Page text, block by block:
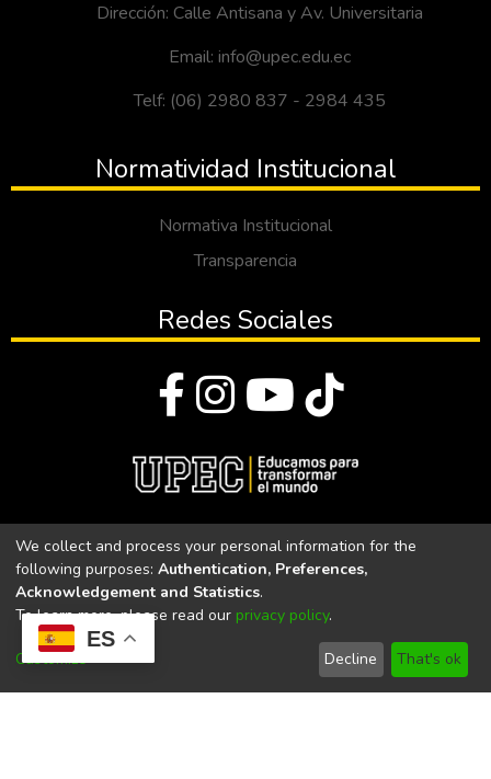
ES
Dirección: Calle Antisana y Av. Universitaria
Email: info@upec.edu.ec
Telf: (06) 2980 837 - 2984 435
Normatividad Institucional
Normativa Institucional
Transparencia
Redes Sociales
Universidad Politécnica Estatal del Carchi
Universidad Politécnica Estatal del Carchi | Acreditada por el
CACES Resolución N°. 160-SE-33-CACES-2020
We collect and process your personal information for the
following purposes: Authentication, Preferences,
Acknowledgement and Statistics.
To learn more, please read our privacy policy.
Customize Decline That's ok